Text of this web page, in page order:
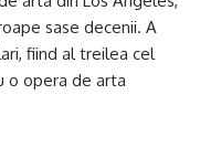
sase decenii. A
fiind al treilea cel
o opera de arta